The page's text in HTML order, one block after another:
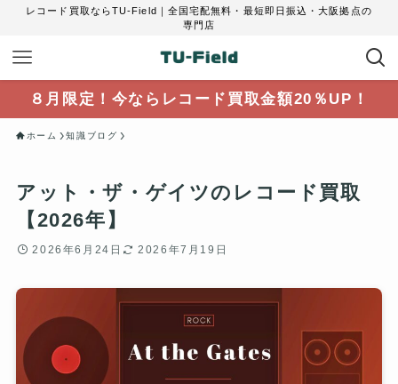
レコード買取ならTU-Field｜全国宅配無料・最短即日振込・大阪拠点の
専門店
８月限定！今ならレコード買取金額20％UP！
ホーム 知識ブログ
アット・ザ・ゲイツのレコード買取
【2026年】
2026年6月24日 2026年7月19日